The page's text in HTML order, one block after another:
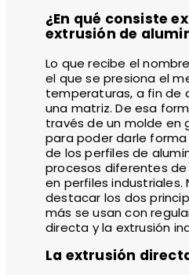
¿En qué consiste
extrusión de
Lo que recibe el
el que se presiona el
temperaturas, a fin de
una matriz. De esa
través de un molde en
para poder darle
de los perfiles de
procesos diferentes
en perfiles
destacar los dos
más se usan con
directa y la extrusión
La extrusión